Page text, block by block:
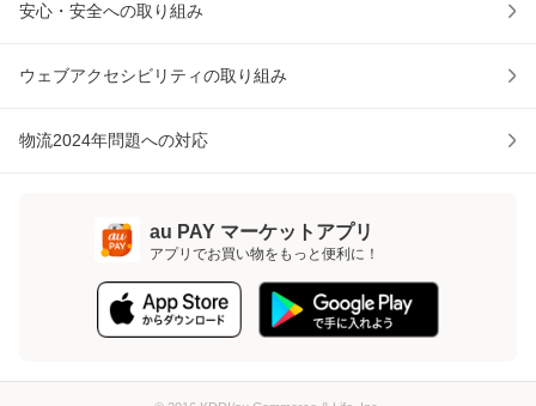
安心・安全への取り組み
ウェブアクセシビリティの取り組み
物流2024年問題への対応
au PAY マーケットアプリ
アプリでお買い物をもっと便利に！